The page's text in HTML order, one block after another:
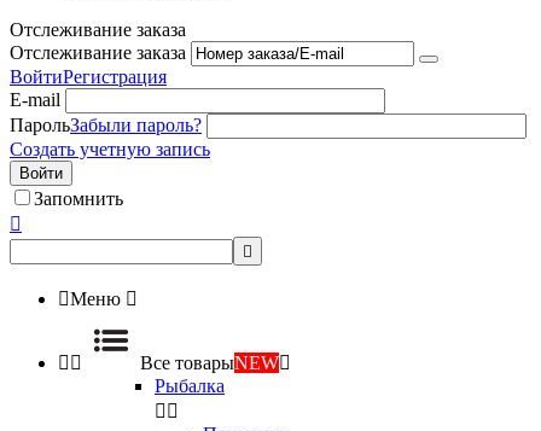
Отслеживание заказа
Отслеживание заказа
ВойтиРегистрация
E-mail
ПарольЗабыли пароль?
Создать учетную запись
Войти
Запомнить


Меню 
  Все товарыNEW
Рыбалка
 